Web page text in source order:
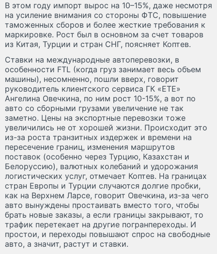
В этом году импорт вырос на 10–15%, даже несмотря
на усиление внимания со стороны ФТС, повышение
таможенных сборов и более жесткие требования к
маркировке. Рост был в основном за счет товаров
из Китая, Турции и стран СНГ, поясняет Коптев.
Ставки на международные автоперевозки, в
особенности FTL (когда груз занимает весь объем
машины), несомненно, пошли вверх, говорит
руководитель клиентского сервиса ГК «ЕТЕ»
Ангелина Овечкина, по ним рост 10-15%, а вот по
авто со сборными грузами увеличение не так
заметно. Цены на экспортные перевозки тоже
увеличились не от хорошей жизни. Происходит это
из-за роста транзитных издержек и времени на
пересечение границ, изменения маршрутов
поставок (особенно через Турцию, Казахстан и
Белоруссию), валютных колебаний и удорожания
логистических услуг, отмечает Коптев. На границах
стран Европы и Турции случаются долгие пробки,
как на Верхнем Ларсе, говорит Овечкина, из-за чего
авто вынуждены простаивать вместо того, чтобы
брать новые заказы, а если границы закрывают, то
трафик перетекает на другие погранпереходы. И
простои, и переходы повышают спрос на свободные
авто, а значит, растут и ставки.